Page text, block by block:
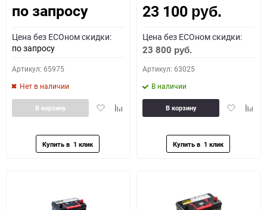
Как определить полярность?
0 - обратная 1 - прямая 3 - обратная 4 - прямая
по запросу
Цена без ECOном скидки:
по запросу
Артикул: 65975
Нет в наличии
ДобавитьДобавить
В корзину
23 100 руб.
Цена без ECOном скидки:
23 800 руб.
Артикул: 63025
В наличии
Добавить
В корзину